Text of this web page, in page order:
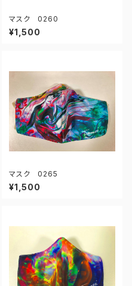
マスク 0260
¥1,500
マスク 0265
¥1,500